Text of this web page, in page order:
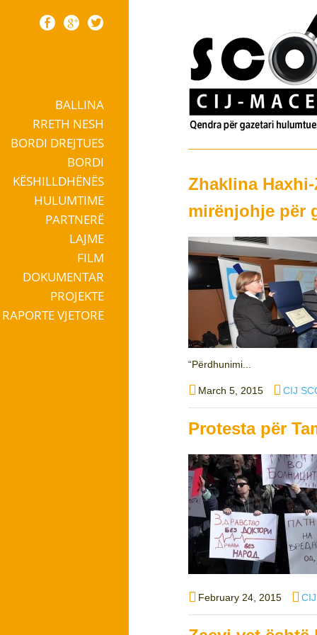
Skip to contentBALLINA
RRETH NESH
BORDI DREJTUES
BORDI
KËSHILLDHËNËS
HULUMTIME
PARTNERË
LAJME
FILM
DOKUMENTAR
PROJEKTE
RAPORTE VJETORE
Zhaklina
mirënjohje për
“Përdhunimi...
Posted
on
March 5, 2015 Author
CIJ
Protesta për
Posted
on
February 24, 2015